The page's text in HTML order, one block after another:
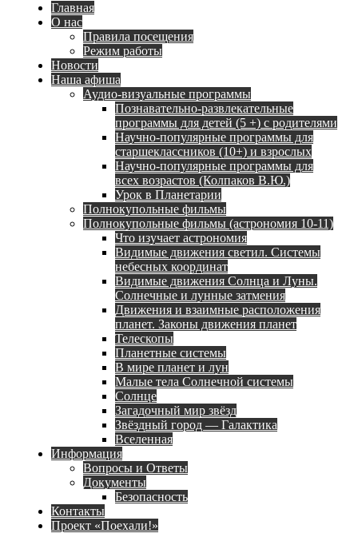
Главная
О нас
Правила посещения
Режим работы
Новости
Наша афиша
Аудио-визуальные программы
Познавательно-развлекательные
программы для детей (5 +) с родителями
Научно-популярные программы для
старшеклассников (10+) и взрослых
Научно-популярные программы для
всех возрастов (Колпаков В.Ю.)
Урок в Планетарии
Полнокупольные фильмы
Полнокупольные фильмы (астрономия 10-11)
Что изучает астрономия
Видимые движения светил. Системы
небесных координат
Видимые движения Солнца и Луны.
Солнечные и лунные затмения
Движения и взаимные расположения
планет. Законы движения планет
Телескопы
Планетные системы
В мире планет и лун
Малые тела Солнечной системы
Солнце
Загадочный мир звёзд
Звёздный город — Галактика
Вселенная
Информация
Вопросы и Ответы
Документы
Безопасность
Контакты
Проект «Поехали!»